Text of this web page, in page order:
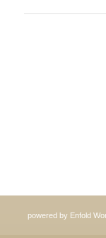
powered by Enfold